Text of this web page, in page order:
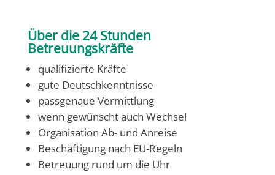
Über die 24 Stunden
Betreuungskräfte
qualifizierte Kräfte
gute Deutschkenntnisse
passgenaue Vermittlung
wenn gewünscht auch Wechsel
Organisation Ab- und Anreise
Beschäftigung nach EU-Regeln
Betreuung rund um die Uhr